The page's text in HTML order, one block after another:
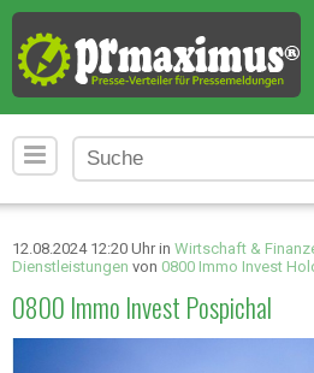
12.08.2024 12:20 Uhr in Wirtschaft &
Dienstleistungen von 0800 Immo Invest
0800 Immo Invest Pospichal